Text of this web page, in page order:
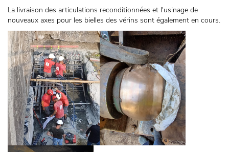
La livraison des articulations reconditionnées et l'usinage de
nouveaux axes pour les bielles des vérins sont également en cours.